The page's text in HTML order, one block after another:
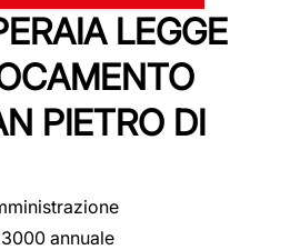
LEGGE
PIETRO DI
annuale